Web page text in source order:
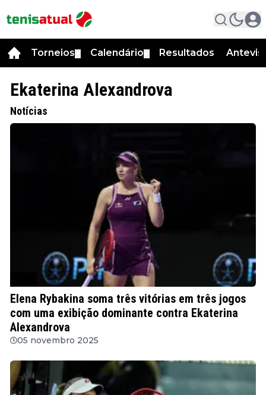
Torneios Calendário Resultados
Ekaterina Alexandrova
Notícias
Elena Rybakina soma três vitórias em três jogos
com uma exibição dominante contra Ekaterina
Alexandrova
05 novembro 2025